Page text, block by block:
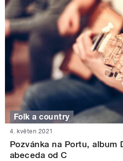
Folk a country
4. květen 2021
Pozvánka na Portu, album
abeceda od C